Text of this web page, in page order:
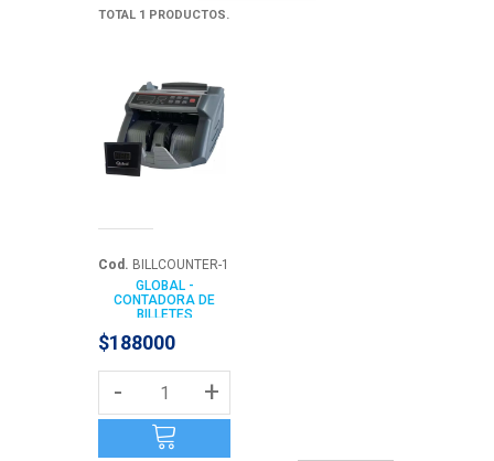
TOTAL 1 PRODUCTOS.
Cod. BILLCOUNTER-1
GLOBAL -
CONTADORA DE
BILLETES
$188000
- +